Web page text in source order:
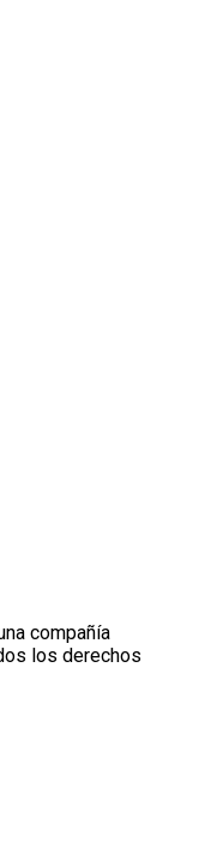
compañía
los derechos